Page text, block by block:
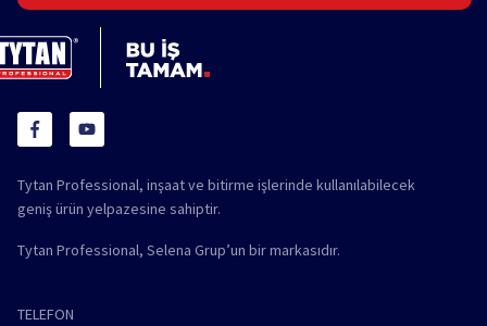
Tytan Professional, inşaat ve bitirme işlerinde kullanılabilecek
geniş ürün yelpazesine sahiptir.
Tytan Professional, Selena Grup’un bir markasıdır.
TELEFON